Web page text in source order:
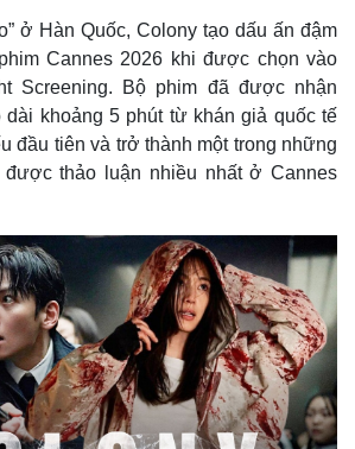
ở Hàn Quốc, Colony tạo dấu ấn đậm
Cannes 2026 khi được chọn vào
Screening. Bộ phim đã được nhận
dài khoảng 5 phút từ khán giả quốc tế
đầu tiên và trở thành một trong những
thảo luận nhiều nhất ở Cannes